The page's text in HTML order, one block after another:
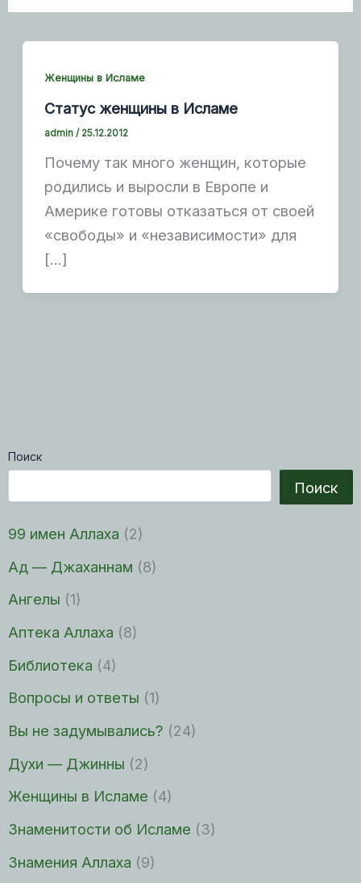
Поиск
Поиск
99 имен Аллаха (2)
Ад — Джаханнам (8)
Ангелы (1)
Аптека Аллаха (8)
Библиотека (4)
Вопросы и ответы (1)
Вы не задумывались? (24)
Духи — Джинны (2)
Женщины в Исламе (4)
Знаменитости об Исламе (3)
Знамения Аллаха (9)
Женщины в Исламе
Статус женщины в Исламе
admin/ 25.12.2012
Почему так много женщин, которые
родились и выросли в Европе и
Америке готовы отказаться от своей
«свободы» и «независимости» для
[…]